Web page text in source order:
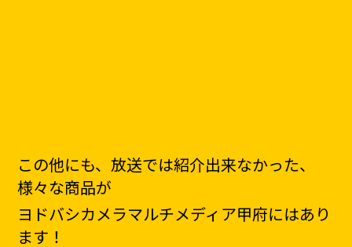
この他にも、放送では紹介出来なかった、
様々な商品が
ヨドバシカメラマルチメディア甲府にはあり
ます！